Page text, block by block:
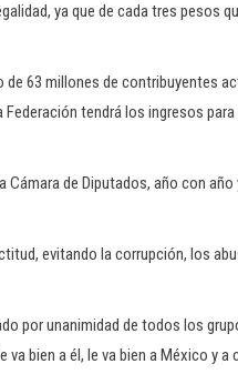
ya que de cada tres pesos
63 millones de contribuyentes
tendrá los ingresos
de Diputados, año con
evitando la corrupción, los
por unanimidad de todos los
bien a él, le va bien a México y a